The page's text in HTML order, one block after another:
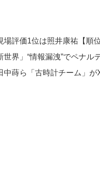
場評価1位は照井康祐【順
世界」“情報漏洩”でペナル
中蒔ら「古時計チーム」